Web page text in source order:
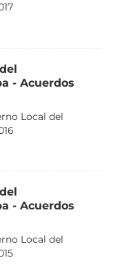
- Acuerdos
Local del
- Acuerdos
Local del